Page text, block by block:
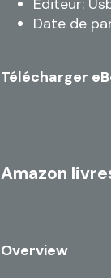
Date de
Télécharger
Amazon
Overview